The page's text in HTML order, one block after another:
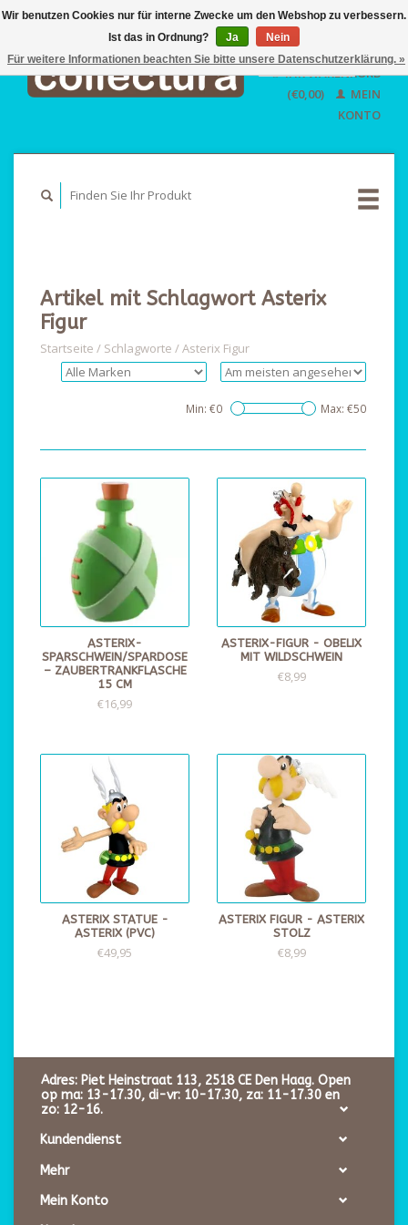
EUR
GBP
USD
Deutsch
English
IHR WARENKORB
(€0,00)
MEIN
KONTO
Artikel mit Schlagwort Asterix
Figur
Startseite / Schlagworte /Asterix Figur
Min: €0 Max: €50
ASTERIX-
SPARSCHWEIN/SPARDOSE
– ZAUBERTRANKFLASCHE
15 CM
€16,99
ASTERIX-FIGUR - OBELIX
MIT WILDSCHWEIN
€8,99
ASTERIX STATUE -
ASTERIX (PVC)
€49,95
ASTERIX FIGUR - ASTERIX
STOLZ
€8,99
Adres: Piet Heinstraat 113, 2518 CE Den Haag. Open
op ma: 13-17.30, di-vr: 10-17.30, za: 11-17.30 en
zo: 12-16.
Kundendienst
Mehr
Mein Konto
Wir benutzen Cookies nur für interne Zwecke um den Webshop zu verbessern.
Ist das in Ordnung?
Ja
Nein
Für weitere Informationen beachten Sie bitte unsere Datenschutzerklärung. »